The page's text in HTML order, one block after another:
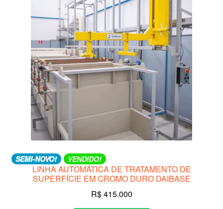
SEMI-NOVO! VENDIDO!
LINHA AUTOMÁTICA DE TRATAMENTO DE
SUPERFÍCIE EM CROMO DURO DAIBASE
R$415.000